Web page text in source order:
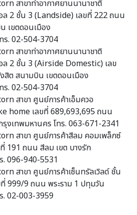
สาขาท่าอากาศยานนานาชาติ
ล 2 ชั้น 3 (Landside) เลขที่ 222 ถนน
เขตดอนเมือง
ร. 02-504-3704
สาขาท่าอากาศยานนานาชาติ
ล 2 ชั้น 3 (Airside Domestic) เลข
สิต สนามบิน เขตดอนเมือง
ร. 02-504-3704
สาขา ศูนย์การค้าเอ็มควอ
home เลขที่ 689,693,695 ถนน
งเทพมหานคร โทร. 063-671-2341
สาขา ศูนย์การค้าสีลม คอมเพล็กซ์
191 ถนน สีลม เขต บางรัก
. 096-940-5531
สาขา ศูนย์การค้าเซ็นทรัลเวิลด์ ชั้น
999/9 ถนน พระราม 1 ปทุมวัน
. 02-003-3959